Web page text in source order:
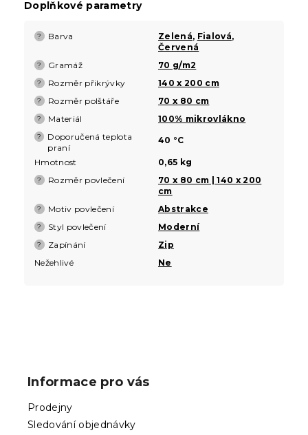
Doplňkové parametry
? Barva Zelená, Fialová,
Červená
? Gramáž 70 g/m2
? Rozměr přikrývky 140 x 200 cm
? Rozměr polštáře 70 x 80 cm
? Materiál 100% mikrovlákno
?
Doporučená teplota
praní
40 °C
Hmotnost 0,65 kg
? Rozměr povlečení
70 x 80 cm | 140 x 200
cm
? Motiv povlečení Abstrakce
? Styl povlečení Moderní
? Zapínání
Zip
Nežehlivé
Ne
Informace pro vás
Prodejny
Sledování objednávky